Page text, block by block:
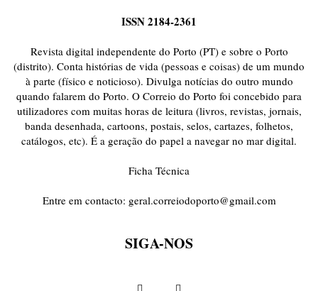
ISSN 2184-2361
Revista digital independente do Porto (PT) e sobre o Porto
(distrito). Conta histórias de vida (pessoas e coisas) de um mundo
à parte (físico e noticioso). Divulga notícias do outro mundo
quando falarem do Porto. O Correio do Porto foi concebido para
utilizadores com muitas horas de leitura (livros, revistas, jornais,
banda desenhada, cartoons, postais, selos, cartazes, folhetos,
catálogos, etc). É a geração do papel a navegar no mar digital.
Ficha Técnica
Entre em contacto: geral.correiodoporto@gmail.com
SIGA-NOS